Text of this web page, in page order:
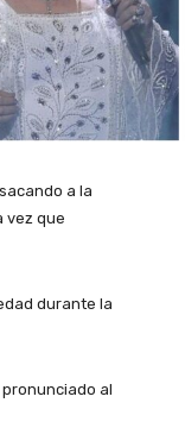
a la
vez que
durante la
al